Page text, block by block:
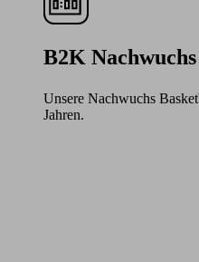
B2K Nachwuchs
Unsere Nachwuchs
Jahren.